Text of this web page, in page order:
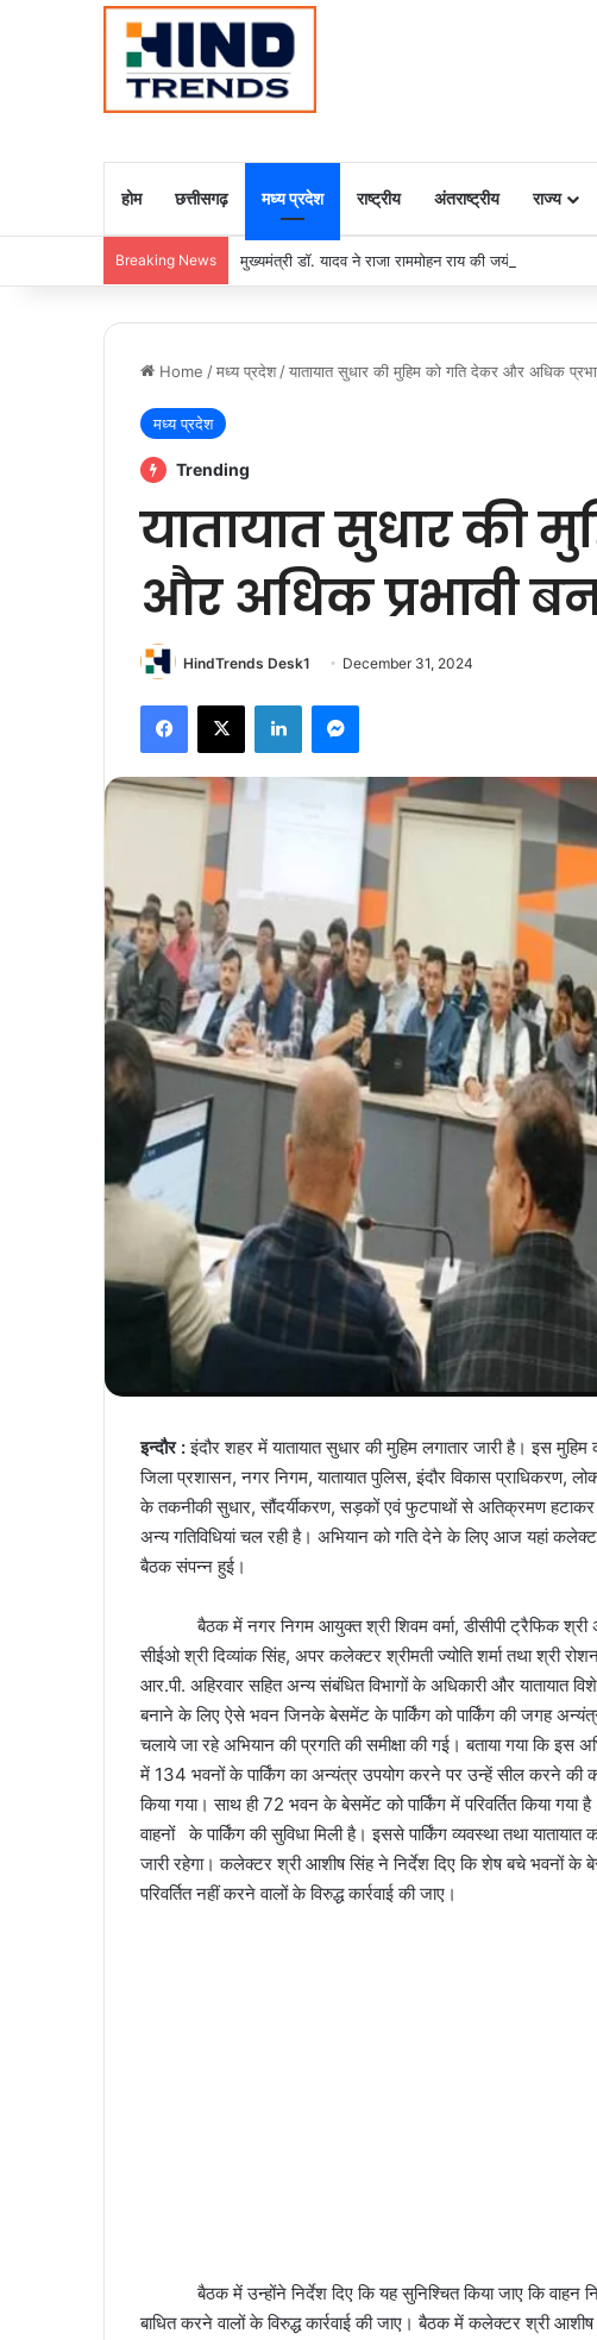
होम छत्तीसगढ़ मध्य प्रदेश राष्ट्रीय अंतराष्ट्रीय राज्य
Breaking News मुख्यमंत्री डॉ. यादव ने राजा राममोहन राय की जयंती पर किया नमन
Home /मध्य प्रदेश /यातायात सुधार की मुहिम को गति देकर और अधिक
मध्य प्रदेश
Trending
यातायात सुधार की
और अधिक प्रभावी
HindTrends Desk1 December 31, 2024
Facebook
X LinkedInMessenger
इन्दौर :इंदौर शहर में यातायात सुधार की मुहिम लगातार जारी है। इस
जिला प्रशासन, नगर निगम, यातायात पुलिस, इंदौर विकास प्राधिकरण,
के तकनीकी सुधार, सौंदर्यीकरण, सड़कों एवं फुटपाथों से अतिक्रमण हटाकर
अन्य गतिविधियां चल रही है। अभियान को गति देने के लिए आज यहां
बैठक संपन्न हुई।
बैठक में नगर निगम आयुक्त श्री शिवम वर्मा, डीसीपी ट्रैफिक श्री
सीईओ श्री दिव्यांक सिंह, अपर कलेक्टर श्रीमती ज्योति शर्मा तथा श्री
आर.पी. अहिरवार सहित अन्य संबंधित विभागों के अधिकारी और यातायात
बनाने के लिए ऐसे भवन जिनके बेसमेंट के पार्किंग को पार्किंग की जगह अन्यंत्र
चलाये जा रहे अभियान की प्रगति की समीक्षा की गई। बताया गया कि
में 134 भवनों के पार्किंग का अन्यंत्र उपयोग करने पर उन्हें सील करने की
किया गया। साथ ही 72 भवन के बेसमेंट को पार्किंग में परिवर्तित किया
वाहनों के पार्किंग की सुविधा मिली है। इससे पार्किंग व्यवस्था तथा
जारी रहेगा। कलेक्टर श्री आशीष सिंह ने निर्देश दिए कि शेष बचे भवनों के
परिवर्तित नहीं करने वालों के विरुद्ध कार्रवाई की जाए।
बैठक में उन्होंने निर्देश दिए कि यह सुनिश्चित किया जाए कि वाहन
बाधित करने वालों के विरुद्ध कार्रवाई की जाए। बैठक में कलेक्टर श्री